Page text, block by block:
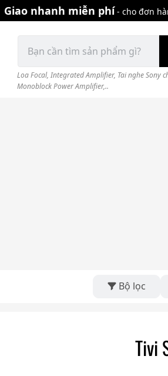
Giao nhanh miễn phí- cho đơn
kiếm:
Loa Focal, Integrated Amplifier, Tai nghe Sony
Monoblock Power Amplifier,..
Bộ lọc
Tivi